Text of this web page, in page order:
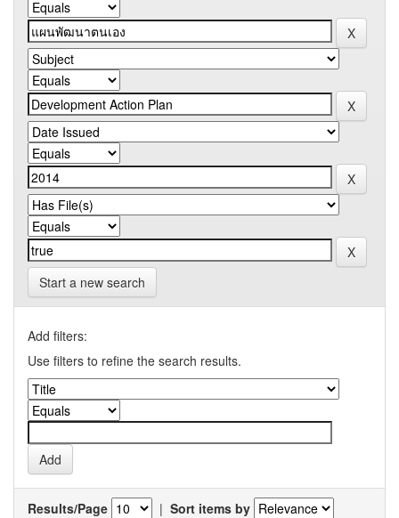
Start a new search
Add filters:
Use filters to refine the search results.
Results/Page | Sort items by